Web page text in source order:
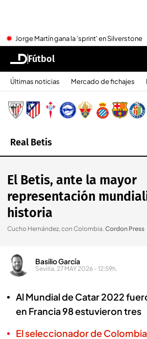
Jorge Martín gana la 'sprint' en Silverstone
Fútbol
Últimas noticias Mercado de fichajes
Real Betis
El Betis, ante la mayor
representación
historia
Cucho Hernández, con Colombia.Cordon Press
Basilio García
Sevilla, 27 MAY 2026 - 12:59h.
Al Mundial de Catar 2022
en Francia 98 estuvieron tres
El seleccionador de